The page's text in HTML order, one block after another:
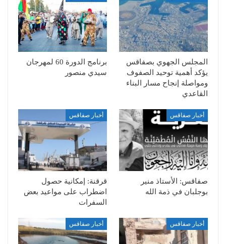
المجلس الجهوي بصفاقس
يؤكد أهمية توحيد الصفوف
ومواصلة إنجاح مسار البناء
القاعدي
برنامج الدورة 60 لمهرجان
سيدي منصور
أخبار صفاقس
صفاقس: الأستاذ منير
بوجلبان في ذمة الله
أخبار صفاقس
قرقنة: إمكانية حصول
اضطراب على مواعيد بعض
السفرات
أخبار صفاقس أخبار صفاقس